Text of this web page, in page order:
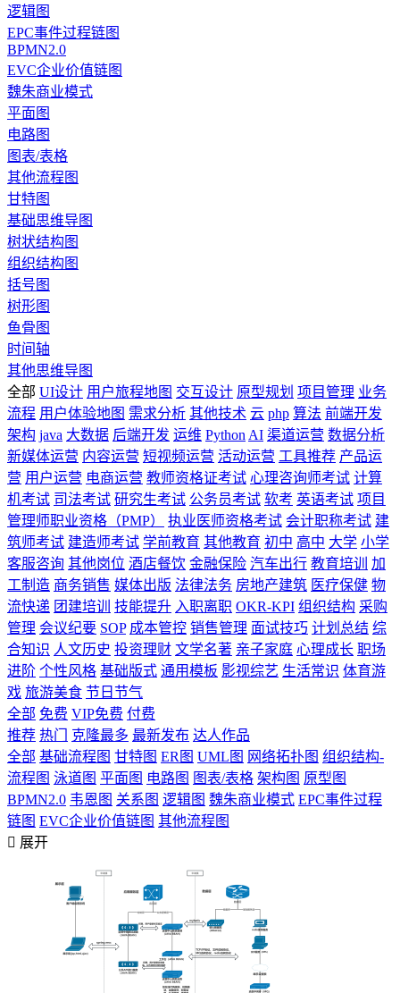
逻辑图
EPC事件过程链图
BPMN2.0
EVC企业价值链图
魏朱商业模式
平面图
电路图
图表/表格
其他流程图
甘特图
基础思维导图
树状结构图
组织结构图
括号图
树形图
鱼骨图
时间轴
其他思维导图
全部 UI设计 用户旅程地图 交互设计 原型规划 项目管理 业务
流程 用户体验地图 需求分析 其他技术 云 php 算法 前端开发
架构 java 大数据 后端开发 运维 Python AI 渠道运营 数据分析
新媒体运营 内容运营 短视频运营 活动运营 工具推荐 产品运
营 用户运营 电商运营 教师资格证考试 心理咨询师考试 计算
机考试 司法考试 研究生考试 公务员考试 软考 英语考试 项目
管理师职业资格（PMP）
执业医师资格考试 会计职称考试 建
筑师考试 建造师考试 学前教育 其他教育 初中 高中 大学 小学
客服咨询 其他岗位 酒店餐饮 金融保险 汽车出行 教育培训
加
工制造 商务销售 媒体出版 法律法务 房地产建筑 医疗保健 物
流快递 团建培训 技能提升 入职离职 OKR-KPI 组织结构 采购
管理 会议纪要 SOP 成本管控 销售管理 面试技巧 计划总结 综
合知识 人文历史 投资理财 文学名著 亲子家庭 心理成长 职场
进阶 个性风格 基础版式 通用模板 影视综艺 生活常识 体育游
戏 旅游美食 节日节气
全部 免费 VIP免费 付费
推荐 热门 克隆最多 最新发布 达人作品
全部 基础流程图 甘特图 ER图 UML图 网络拓扑图 组织结构-
流程图 泳道图 平面图 电路图 图表/表格 架构图 原型图
BPMN2.0 韦恩图 关系图 逻辑图 魏朱商业模式 EPC事件过程
链图 EVC企业价值链图 其他流程图
 展开